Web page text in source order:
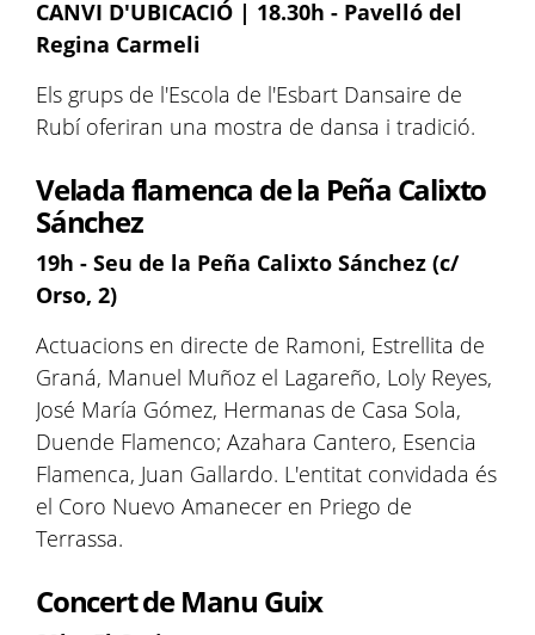
CANVI D'UBICACIÓ | 18.30h - Pavelló del
Regina Carmeli
Els grups de l'Escola de l'Esbart Dansaire de
Rubí oferiran una mostra de dansa i tradició.
Velada flamenca de la Peña Calixto
Sánchez
19h - Seu de la Peña Calixto Sánchez (c/
Orso, 2)
Actuacions en directe de Ramoni, Estrellita de
Graná, Manuel Muñoz el Lagareño, Loly Reyes,
José María Gómez, Hermanas de Casa Sola,
Duende Flamenco; Azahara Cantero, Esencia
Flamenca, Juan Gallardo. L'entitat convidada és
el Coro Nuevo Amanecer en Priego de
Terrassa.
Concert de Manu Guix